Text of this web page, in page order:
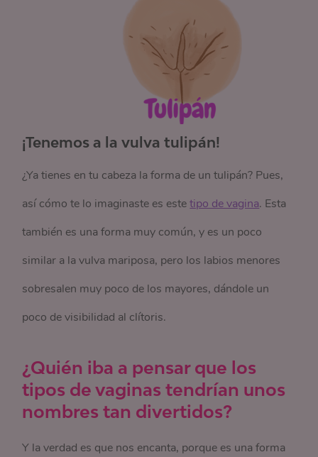
¡Tenemos a la vulva tulipán!
¿Ya tienes en tu cabeza la forma de un tulipán? Pues,
así cómo te lo imaginaste es estetipo de vagina. Esta
también es una forma muy común, y es un poco
similar a la vulva mariposa, pero los labios menores
sobresalen muy poco de los mayores, dándole un
poco de visibilidad al clítoris.
¿Quién iba a pensar que los
tipos de vaginas tendrían unos
nombres tan divertidos?
Y la verdad es que nos encanta, porque es una forma